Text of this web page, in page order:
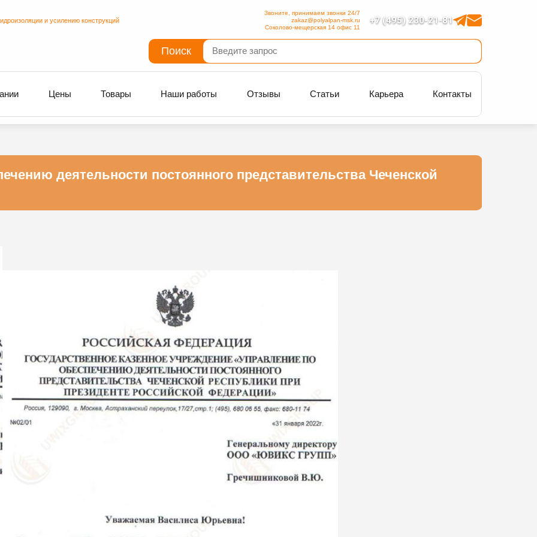
и усилению конструкций +7 (495) 230-21-81
Звоните, принимаем звонки 24/7
zakaz@polyalpan-msk.ru
Соколово-мещерская 14 офис 11
Поиск
Цены Товары Наши работы Отзывы Статьи Карьера Контакты
деятельности постоянного представительства Чеченской